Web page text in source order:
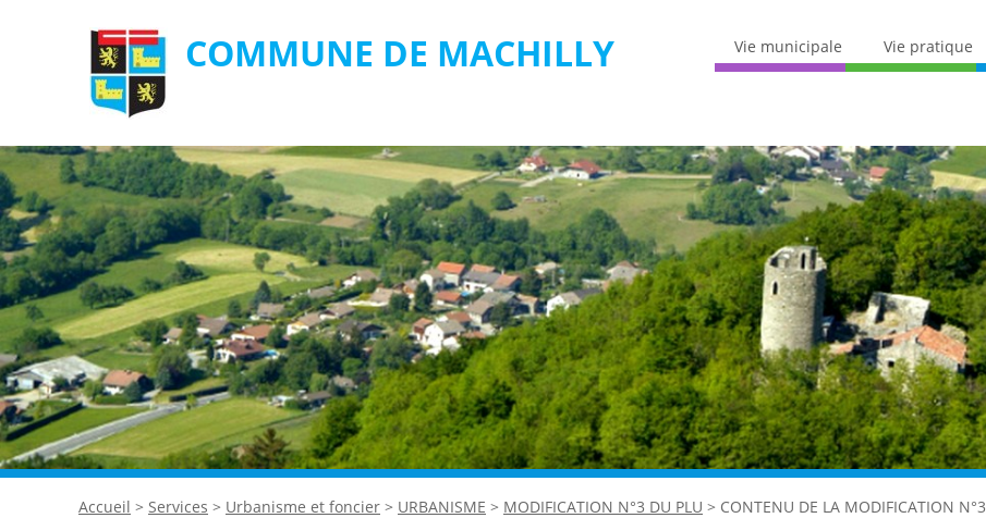
COMMUNE DE MACHILLY Vie municipale Vie pratique
Accueil > Services > Urbanisme et foncier > URBANISME > MODIFICATION N°3 DU PLU > CONTENU DE LA MODIFICATION N°3